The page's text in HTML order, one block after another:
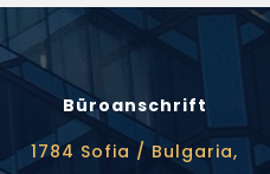
Büroanschrift
1784 Sofia / Bulgaria,